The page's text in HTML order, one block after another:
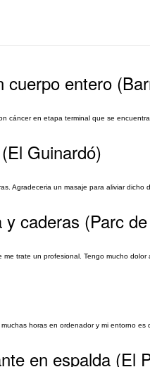
entero
cáncer en etapa terminal que se
Guinardó)
Agradeceria un masaje para aliviar dicho
caderas (Parc
trate un profesional. Tengo mucho dolor
horas en ordenador y mi entorno es
en espalda (El